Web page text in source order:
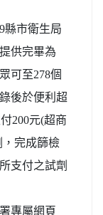
縣市衛生局
供完畢為
可至278個
後於便利超
200元(超商
，完成篩檢
支付之試劑
專屬網頁